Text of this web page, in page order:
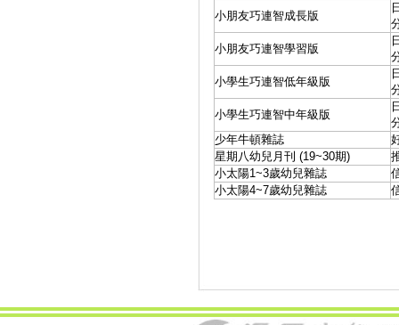
小朋友巧連智成長版
小朋友巧連智學習版
小學生巧連智低年級版
小學生巧連智中年級版
少年牛頓雜誌
星期八幼兒月刊 (19~30期)
小太陽1~3歲幼兒雜誌
小太陽4~7歲幼兒雜誌